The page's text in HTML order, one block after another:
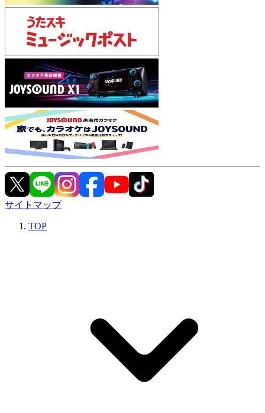
サイトマップ
TOP